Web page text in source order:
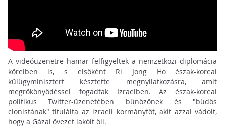
A videóüzenetre hamar felfigyeltek a nemzetközi diplomácia
köreiben is, s elsőként Ri Jong Ho észak-koreai
külügyminisztert késztette megnyilatkozásra, amit
megrökönyödéssel fogadtak Izraelben. Az észak-koreai
politikus Twitter-üzenetében bűnözőnek és "büdös
cionistának" titulálta az izraeli kormányfőt, akit azzal vádolt,
hogy a Gázai övezet lakóit öli.